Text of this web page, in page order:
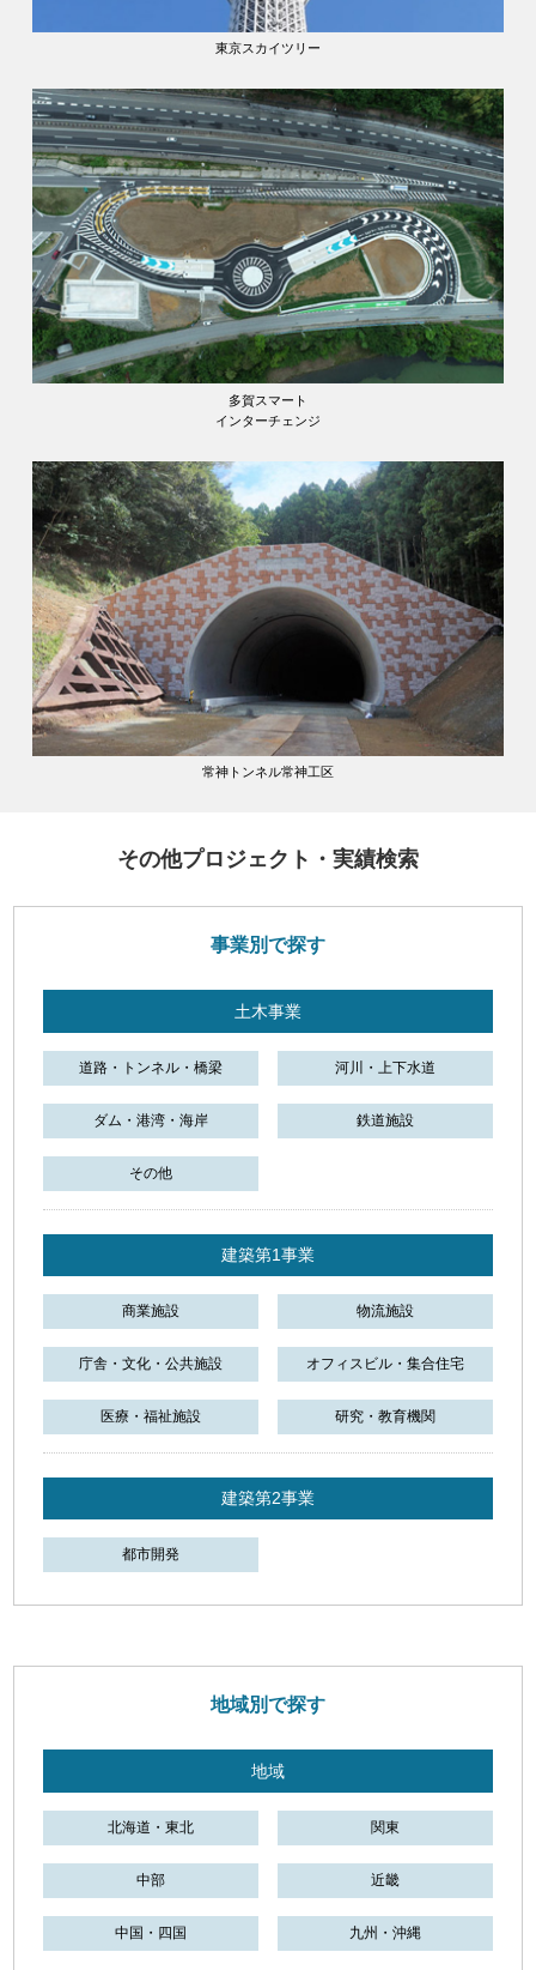
東京スカイツリー
多賀スマート
インターチェンジ
常神トンネル常神工区
その他プロジェクト・実績検索
事業別で探す
土木事業
道路・トンネル・橋梁 河川・上下水道
ダム・港湾・海岸 鉄道施設
その他
建築第1事業
商業施設 物流施設
庁舎・文化・公共施設 オフィスビル・集合住宅
医療・福祉施設 研究・教育機関
建築第2事業
都市開発
地域別で探す
地域
北海道・東北 関東
中部 近畿
中国・四国 九州・沖縄